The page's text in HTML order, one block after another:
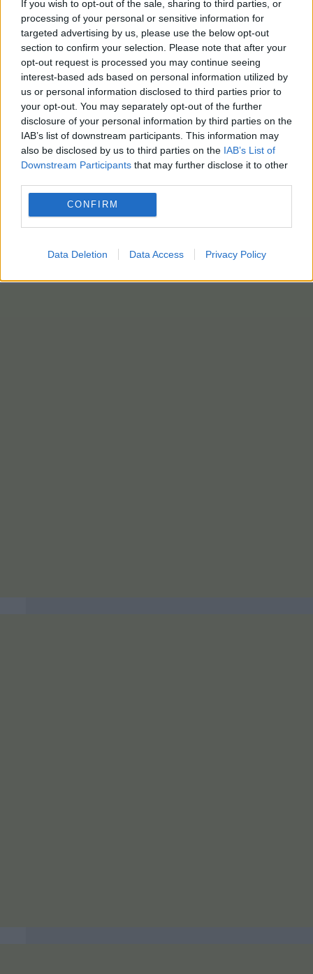
If you wish to opt-out of the sale, sharing to third parties, or
processing of your personal or sensitive information for
targeted advertising by us, please use the below opt-out
section to confirm your selection. Please note that after your
opt-out request is processed you may continue seeing
interest-based ads based on personal information utilized by
us or personal information disclosed to third parties prior to
your opt-out. You may separately opt-out of the further
disclosure of your personal information by third parties on the
IAB’s list of downstream participants. This information may
also be disclosed by us to third parties on the IAB’s List of
Downstream Participants that may further disclose it to other
CONFIRM
Data Deletion Data Access Privacy Policy
photo gosrf. ru